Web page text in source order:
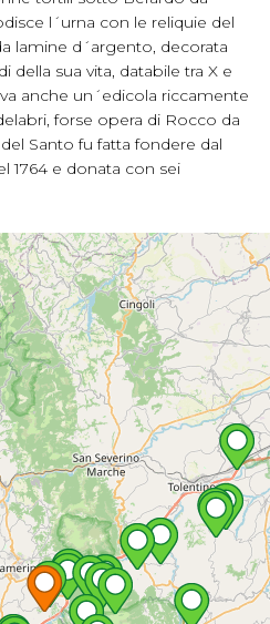
l´urna con le reliquie del
lamine d´argento, decorata
della sua vita, databile tra X e
anche un´edicola riccamente
forse opera di Rocco da
Santo fu fatta fondere dal
1764 e donata con sei